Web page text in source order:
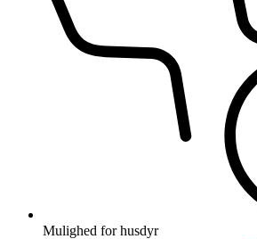
Mulighed for husdyr